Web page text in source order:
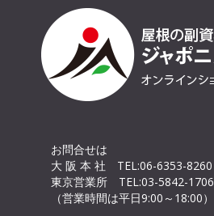
お問合せは
大 阪 本 社 TEL:06-6353-8260
東京営業所 TEL:03-5842-1706
（営業時間は平日9:00～18:00）